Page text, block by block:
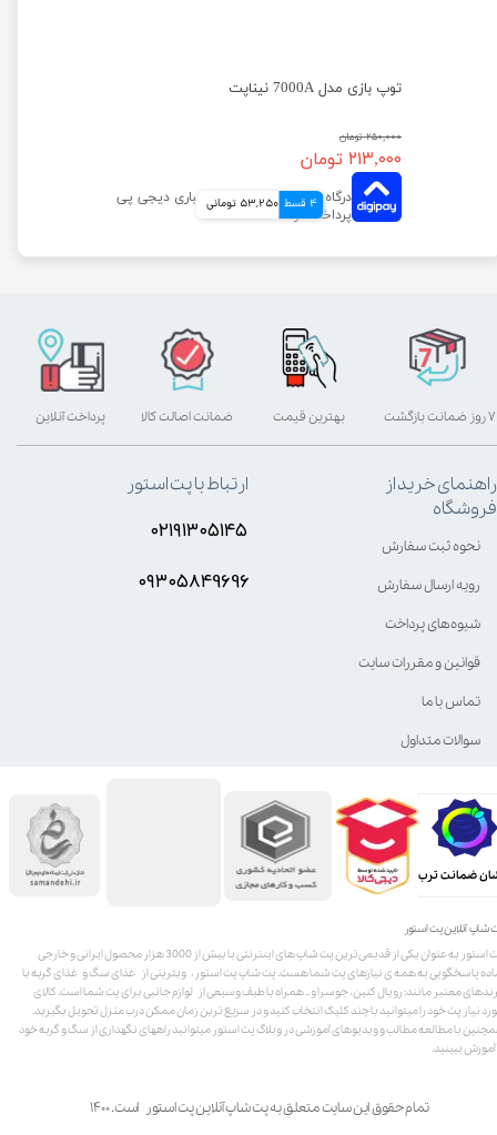
توپ بازی مدل 7000A نیناپت
۲۵۰,۰۰۰ تومان
۲۱۳,۰۰۰ تومان
4 قسط 53,250 تومانی
شاپ آنلاین پت استور
پت استور به عنوان یکی از قدیمی‌ترین پت شاپ های اینترنتی با بیش از 3000 هزار محصول ایرانی و خارجی
پاسخگویی به همه ی نیازهای پت شما هست. پت شاپ پت استور، ویترینی از غذای سگ و غذای گربه با
معتبر مانند: رویال کنین، جوسرا و .. همراه با طیف وسیعی از لوازم جانبی برای پت شما است. کالای
نیاز پت خود را میتوانید با چند کلیک انتخاب کنید و در سریع ترین زمان ممکن درب منزل تحویل بگیرید.
با مطالعه مطالب و ویدیوهای آموزشی در وبلاگ پت استور میتوانید راههای نگهداری از سگ و گربه خود
آموزش ببینید.
تمام حقوق این سایت متعلق به پت شاپ آنلاین پت استور است. ۱۴۰۰
ضمانت ترب
بهترین قیمت پرداخت آنلاین ۷ روز ضمانت بازگشت ضمانت اصالت کالا
راهنمای خرید از
فروشگاه
نحوه ثبت سفارش
رویه ارسال سفارش
شیوه‌های پرداخت
قوانین و مقررات سایت
تماس با ما
سوالات متداول
ارتباط با پت استور
۰۲۱۹۱۳۰۵۱۴۵
۰۹۳۰۵8۴9696